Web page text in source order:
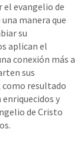
el evangelio de
manera que
su
aplican el
conexión más a
sus
resultado
y
de Cristo